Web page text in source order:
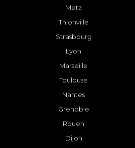
Metz
Thionville
Strasbourg
Lyon
Marseille
Toulouse
Nantes
Grenoble
Rouen
Dijon